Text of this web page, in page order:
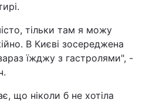
тільки там я можу
В Києві зосереджена
їжджу з гастролями", -
що ніколи б не хотіла